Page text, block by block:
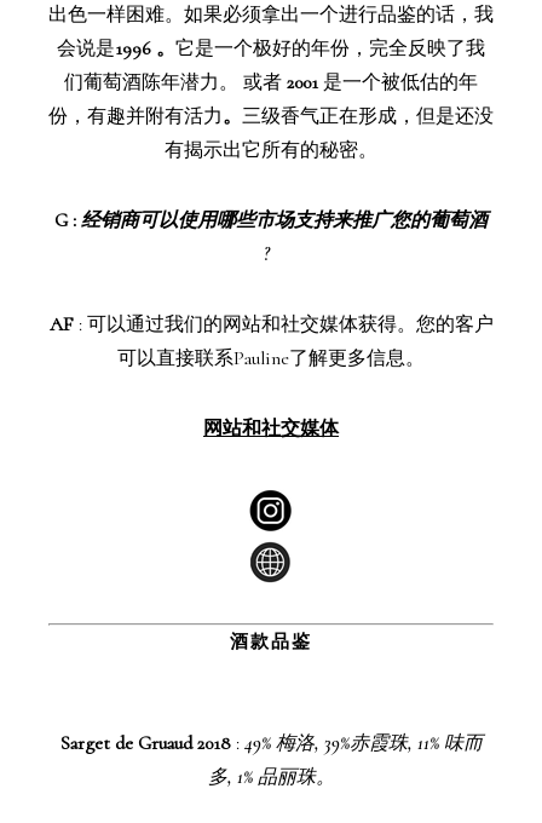
出色一样困难。如果必须拿出一个进行品鉴的话，我
会说是1996 。 它是一个极好的年份，完全反映了我
们葡萄酒陈年潜力。 或者 2001 是一个被低估的年
份，有趣并附有活力。 三级香气正在形成，但是还没
有揭示出它所有的秘密。
G : 经销商可以使用哪些市场支持来推广您的葡萄酒
?
AF : 可以通过我们的网站和社交媒体获得。您的客户
可以直接联系Pauline了解更多信息。
网站和社交媒体
酒款品鉴
Sarget de Gruaud 2018: 49% 梅洛, 39%赤霞珠, 11% 味而
多, 1% 品丽珠。